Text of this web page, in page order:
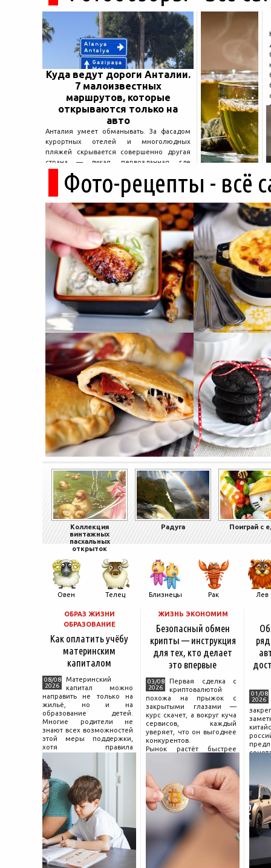
Куда ведут дороги Анталии.
7 малоизвестных
маршрутов, которые
открываются только на
авто
Анталия умеет обманывать. За фасадом
курортных отелей и многолюдных
пляжей скрывается совершенно другая
страна — дикая, первозданная, где
древние руины дремлют в тени кедров, а
горные дороги ведут к местам, о которых
не расскажет ни один автобусный гид....
Фото-рецепты - всё
Коллекция
винтажных
пасхальных
открыток
Радуга Поиграй с
Овен Телец Близнецы Рак Лев
ОБРАЗ ЖИЗНИ
ОБРАЗОВАНИЕ
Как оплатить учёбу
материнским
капиталом
08/08
2026
Материнский
капитал можно
направить не только на
жильё, но и на
образование детей.
Многие родители не
знают всех возможностей
этой меры поддержки,
хотя правила
учёбу довольно понятны,
если разобраться в них
заранее и подготовить
ЖИЗНЬ ЭКОНОМИМ
Безопасный обмен
крипты — инструкция
для тех, кто делает
это впервые
03/08
2026
Первая сделка с
криптовалютой
похожа на прыжок с
закрытыми глазами —
курс скачет, а вокруг куча
сервисов, каждый
уверяет, что он выгоднее
конкурентов.
Рынок растёт быстрее
поведения на нём.
Петербургские
криптообменники,
московские
01/08
2026